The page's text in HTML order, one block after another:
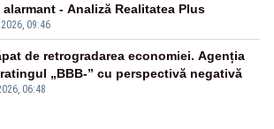
09:46
- Analiză Realitatea Plus
06:48
de retrogradarea economiei. Agenția
„BBB-” cu perspectivă negativă